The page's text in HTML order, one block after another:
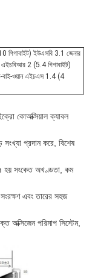
গিগাবাইট) ইউএসবি 3.1 জেনার
এইচবিআর 2 (5.4 গিগাবাইট)
বাই-ওয়ান এইচএস 1.4 (4
কোঅক্সিয়াল ক্যাবল
সংখ্যা প্রদান করে, বিশেষ
হয় সংকেত অখণ্ডতা, কম
এবং তারের সহজ
অক্সিজেন পরিমাপ সিস্টেম,